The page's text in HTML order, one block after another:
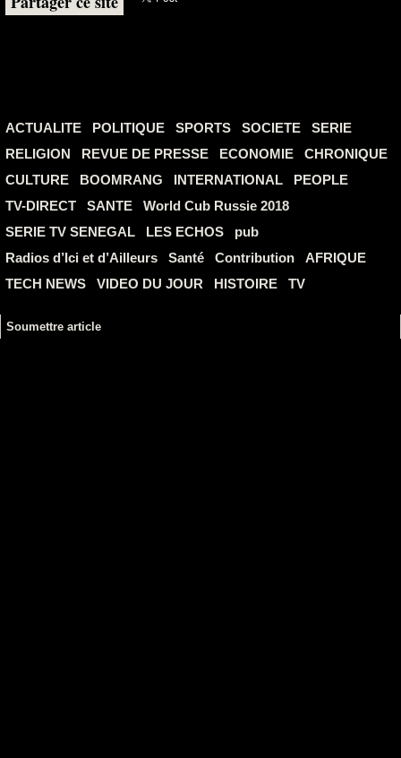
ACTUALITE POLITIQUE SPORTS SOCIETE
SERIE
RELIGION
REVUE DE PRESSE ECONOMIE
CHRONIQUE
CULTURE
BOOMRANG INTERNATIONAL
PEOPLE
TV-DIRECT
SANTE
World Cub Russie 2018
SERIE TV SENEGAL
LES ECHOS
pub
Radios d’Ici et d’Ailleurs
Santé Contribution
AFRIQUE
TECH NEWS
VIDEO DU JOUR HISTOIRE TV
Soumettre article